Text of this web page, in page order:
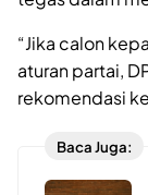
“Jika calon
aturan partai,
rekomendasi
Baca Juga: